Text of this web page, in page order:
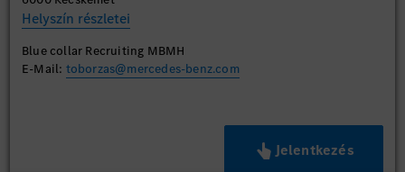
Helyszín részletei
Blue collar Recruiting MBMH
E-Mail: toborzas@mercedes-benz.com
Jelentkezés